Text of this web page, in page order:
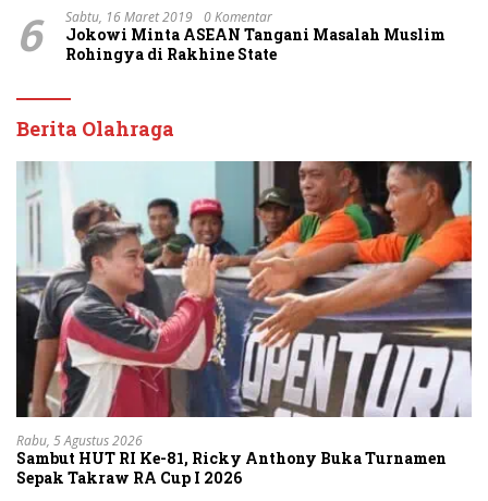
6 Sabtu, 16 Maret 2019 0 Komentar
Jokowi Minta ASEAN Tangani Masalah Muslim
Rohingya di Rakhine State
Berita Olahraga
Rabu, 5 Agustus 2026
Sambut HUT RI Ke-81, Ricky Anthony Buka Turnamen
Sepak Takraw RA Cup I 2026